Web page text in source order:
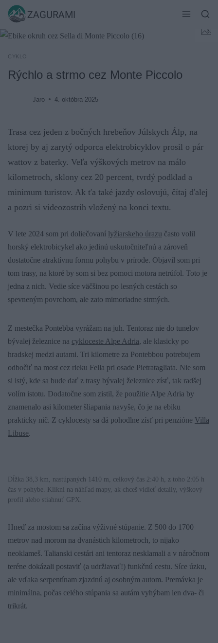
Skip
content
ZAGURAMI
CYKLO
Rýchlo a strmo cez Monte Piccolo
Jaro 4. októbra 2025
Trasa cez jeden z bočných hrebeňov Júlskych Álp, na
ktorej by aj zarytý odporca elektrobicyklov prosil o pár
wattov z baterky. Veľa výškových metrov na málo
kilometroch, sklony cez 20 percent, tvrdý podklad a
minimum turistov. Ak ťa také jazdy oslovujú, čítaj ďalej
a pozri si videozostrih vložený na konci textu.
V lete 2024 som pri doliečovaní lyžiarskeho úrazu často volil
horský elektrobicykel ako jedinú uskutočniteľnú a zároveň
dostatočne atraktívnu formu pohybu v prírode. Objavil som pri
tom trasy, na ktoré by som si bez pomoci motora netrúfol. Toto je
jedna z nich. Vedie síce väčšinou po lesných cestách so
spevneným povrchom, ale zato mimoriadne strmých.
Z mestečka Pontebba vyrážam na juh. Tentoraz nie do tunelov
bývalej železnice na cykloceste Alpe Adria, ale klasicky po
hradskej medzi autami. Tri kilometre za Pontebbou potrebujem
odbočiť na most cez rieku Fella pri osade Pietratagliata. Nie som
si istý, kde sa bude dať z trasy bývalej železnice zísť, tak radšej
volím istotu. Dodatočne som zistil, že použitie Alpe Adria by
znamenalo asi kilometer šliapania navyše, čo je na ebiku
prakticky nič. Z cyklocesty sa dá pohodlne zísť pri penzióne Villa
Libuse.
Dĺžka 38,3 km, nastúpaných 1410 m, celkový čas 2:40 h, z toho 2:05 h
čas v pohybe. Klikni na náhľad mapy, ak chceš vidieť detaily, výškový
profil alebo stiahnuť GPX.
Hneď za mostom sa začína výživné stúpanie. Z 500 do 1700
metrov nad morom na dvanástich kilometroch, to nijako
neoklameš. Talianski cestári ani tentoraz nesklamali a v náročnom
teréne dokázali postaviť (a udržiavať!) funkčnú cestu. Síce úzku,
ale vďaka serpentínam zjazdnú aj osobným autom. Premávka je
minimálna, počas celého stúpania sa autám vyhýbam len dva- či
trikrát.